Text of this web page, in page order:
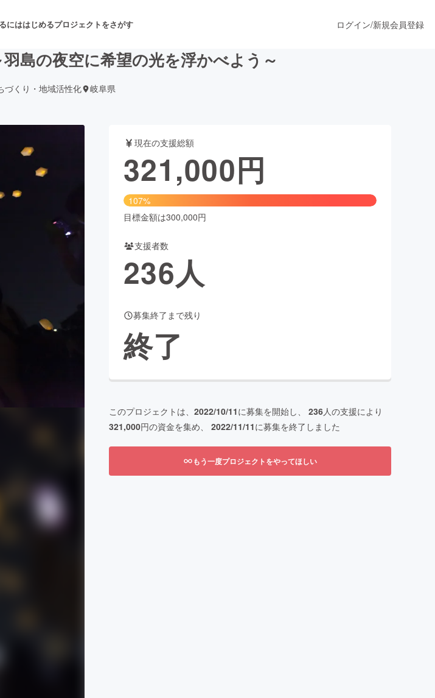
にははじめるプロジェクトをさがす
舞台・パフォーマンス
ファッション
ビューティー・ヘルスケア
GoodCAMPFIRE Creation
納税
ログイン/新規会員登録
島の夜空に希望の光を浮かべよう～
づくり・地域活性化 岐阜県
現在の支援総額
321,000円
107%
目標金額は300,000円
支援者数
236人
募集終了まで残り
終了
このプロジェクトは、 2022/10/11に募集を開始し、 236人の支援により
321,000円の資金を集め、 2022/11/11に募集を終了しました
もう一度プロジェクトをやってほしい